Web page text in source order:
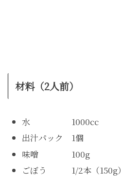
材料（2人前）
水 1000cc
出汁パック 1個
味噌 100g
ごぼう 1/2本（150g）